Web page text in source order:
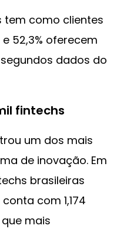
tem como clientes
52,3% oferecem
dados do
fintechs
um dos mais
de inovação. Em
brasileiras
com 1,174
mais